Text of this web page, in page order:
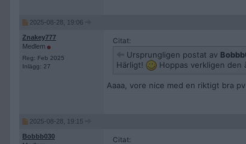
2025-08-28, 19:06
Znakey777
Medlem
Reg: Feb 2025
Inlägg: 27
Citat:
Ursprungligen postat av
Härligt!
Hoppas verkligen den
Aaaa, vore nice med en riktigt bra
2025-08-28, 19:15
Bobbb030
Citat: